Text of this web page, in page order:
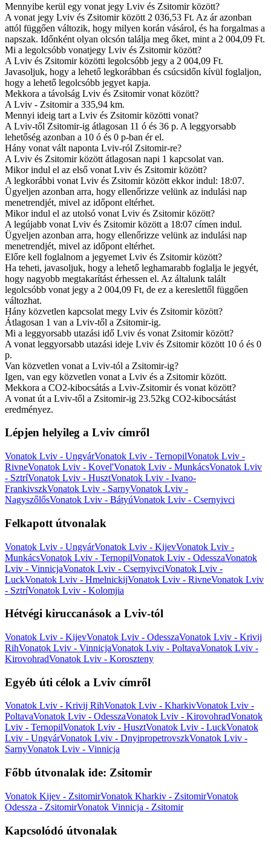
Mennyibe kerül egy vonat jegy Lviv és Zsitomir között?
A vonat jegy Lviv és Zsitomir között 2 036,53 Ft. Az ár azonban
attól függően változik, hogy milyen korán vásárol, és ha forgalmas a
napszak. Időnként olyan olcsón találja meg őket, mint a 2 004,09 Ft.
Mi a legolcsóbb vonatjegy Lviv és Zsitomir között?
A Lviv és Zsitomir közötti legolcsóbb jegy a 2 004,09 Ft.
Javasoljuk, hogy a lehető legkorábban és csúcsidőn kívül foglaljon,
hogy a lehető legolcsóbb jegyet kapja.
Mekkora a távolság Lviv és Zsitomir vonat között?
A Lviv - Zsitomir a 335,94 km.
Mennyi ideig tart a Lviv és Zsitomir közötti vonat?
A Lviv-től Zsitomir-ig átlagosan 11 ó és 36 p. A leggyorsabb
lehetőség azonban a 10 ó és 0 p-ban ér el.
Hány vonat vált naponta Lviv-ról Zsitomir-re?
A Lviv és Zsitomir között átlagosan napi 1 kapcsolat van.
Mikor indul el az első vonat Lviv és Zsitomir között?
A legkorábbi vonat Lviv és Zsitomir között ekkor indul: 18:07.
Ügyeljen azonban arra, hogy ellenőrizze velünk az indulási nap
menetrendjét, mivel az időpont eltérhet.
Mikor indul el az utolsó vonat Lviv és Zsitomir között?
A legújabb vonat Lviv és Zsitomir között a 18:07 címen indul.
Ügyeljen azonban arra, hogy ellenőrizze velünk az indulási nap
menetrendjét, mivel az időpont eltérhet.
Előre kell foglalnom a jegyemet Lviv és Zsitomir között?
Ha teheti, javasoljuk, hogy a lehető leghamarabb foglalja le jegyét,
hogy nagyobb megtakarítást érhessen el. Az általunk talált
legolcsóbb vonat jegy a 2 004,09 Ft, de ez a kereslettől függően
változhat.
Hány közvetlen kapcsolat megy Lviv és Zsitomir között?
Átlagosan 1 van a Lviv-től a Zsitomir-ig.
Mi a leggyorsabb utazási idő Lviv és vonat Zsitomir között?
A vonat leggyorsabb utazási ideje Lviv és Zsitomir között 10 ó és 0
p.
Van közvetlen vonat a Lviv-tól a Zsitomir-ig?
Igen, van egy közvetlen vonat a Lviv és a Zsitomir között.
Mekkora a CO2-kibocsátás a Lviv-Zsitomir és vonat között?
A vonat út a Lviv-től a Zsitomir-ig 23.52kg CO2-kibocsátást
eredményez.
Lépjen helyileg a Lviv címről
Vonatok Lviv - UngvárVonatok Lviv - TernopilVonatok Lviv -
RivneVonatok Lviv - Kovel'Vonatok Lviv - MunkácsVonatok Lviv
- SztríVonatok Lviv - HusztVonatok Lviv - Ivano-
FrankivszkVonatok Lviv - SarnyVonatok Lviv -
NagyszőlősVonatok Lviv - BátyúVonatok Lviv - Csernyivci
Felkapott útvonalak
Vonatok Lviv - UngvárVonatok Lviv - KijevVonatok Lviv -
MunkácsVonatok Lviv - TernopilVonatok Lviv - OdesszaVonatok
Lviv - VinnicjaVonatok Lviv - CsernyivciVonatok Lviv -
LuckVonatok Lviv - HmelnickijVonatok Lviv - RivneVonatok Lviv
- SztríVonatok Lviv - Kolomjia
Hétvégi kiruccanások a Lviv-tól
Vonatok Lviv - KijevVonatok Lviv - OdesszaVonatok Lviv - Krivij
RihVonatok Lviv - VinnicjaVonatok Lviv - PoltavaVonatok Lviv -
KirovohradVonatok Lviv - Koroszteny
Egyéb úti célok a Lviv címről
Vonatok Lviv - Krivij RihVonatok Lviv - KharkivVonatok Lviv -
PoltavaVonatok Lviv - OdesszaVonatok Lviv - KirovohradVonatok
Lviv - TernopilVonatok Lviv - HusztVonatok Lviv - LuckVonatok
Lviv - UngvárVonatok Lviv - DnyipropetrovszkVonatok Lviv -
SarnyVonatok Lviv - Vinnicja
Főbb útvonalak ide: Zsitomir
Vonatok Kijev - ZsitomirVonatok Kharkiv - ZsitomirVonatok
Odessza - ZsitomirVonatok Vinnicja - Zsitomir
Kapcsolódó útvonalak